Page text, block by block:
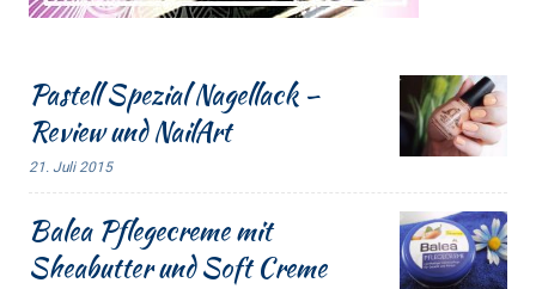
Pastell Spezial Nagellack –
Review und NailArt
21. Juli 2015
Balea Pflegecreme mit
Sheabutter und Soft Creme